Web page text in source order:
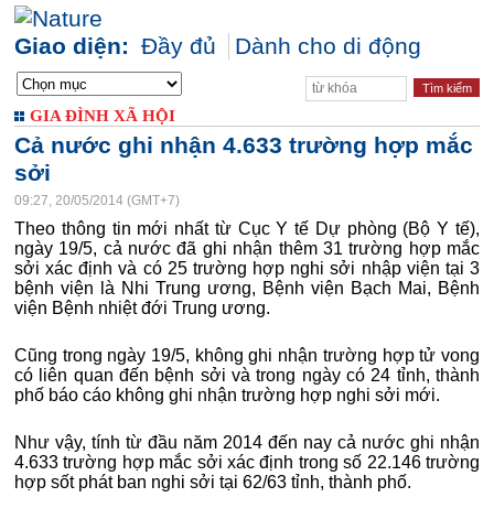
Giao diện: Đầy đủ Dành cho di động
GIA ĐÌNH XÃ HỘI
Cả nước ghi nhận 4.633 trường hợp mắc
sởi
09:27, 20/05/2014 (GMT+7)
Theo thông tin mới nhất từ Cục Y tế Dự phòng (Bộ Y tế),
ngày 19/5, cả nước đã ghi nhận thêm 31 trường hợp mắc
sởi xác định và có 25 trường hợp nghi sởi nhập viện tại 3
bệnh viện là Nhi Trung ương, Bệnh viện Bạch Mai, Bệnh
viện Bệnh nhiệt đới Trung ương.
Cũng trong ngày 19/5, không ghi nhận trường hợp tử vong
có liên quan đến bệnh sởi và trong ngày có 24 tỉnh, thành
phố báo cáo không ghi nhận trường hợp nghi sởi mới.
Như vậy, tính từ đầu năm 2014 đến nay cả nước ghi nhận
4.633 trường hợp mắc sởi xác định trong số 22.146 trường
hợp sốt phát ban nghi sởi tại 62/63 tỉnh, thành phố.